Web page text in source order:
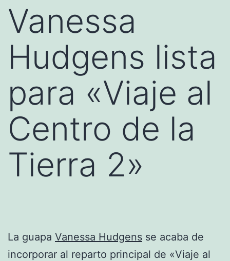
Vanessa
Hudgens lista
para «Viaje al
Centro de la
Tierra 2»
La guapa Vanessa Hudgens se acaba de
incorporar al reparto principal de «Viaje al